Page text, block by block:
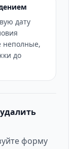
дату
неполные,
до
форму